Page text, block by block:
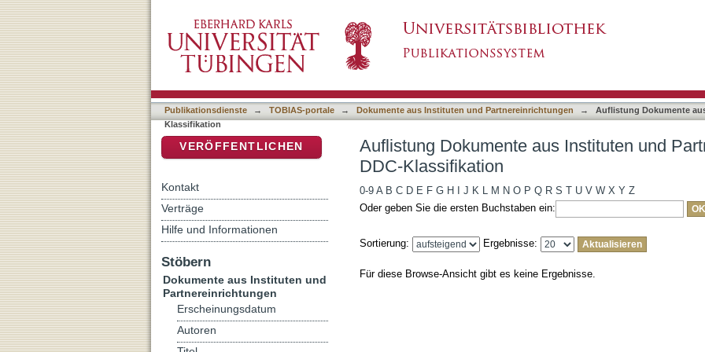
Publikationsdienste → TOBIAS-portale → Dokumente aus Instituten und Partnereinrichtungen →
Auflistung Dokumente
Klassifikation
Auflistung Dokumente aus Instituten und
DDC-Klassifikation
0-9 A B C D E F G H J K L M N O P Q R S T U V W X Y Z
Oder geben Sie die ersten Buchstaben ein:
Sortierung: Ergebnisse:
Für diese Browse-Ansicht gibt es keine Ergebnisse.
VERÖFFENTLICHEN
Kontakt
Verträge
Hilfe und Informationen
Stöbern
Dokumente aus Instituten und
Partnereinrichtungen
Erscheinungsdatum
Autoren